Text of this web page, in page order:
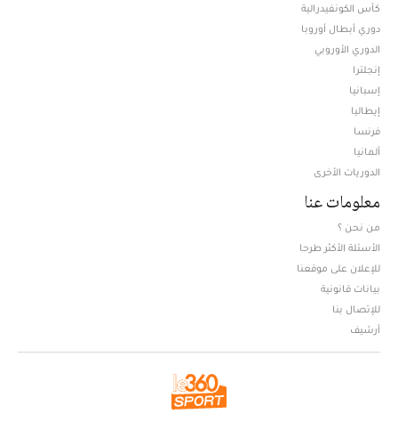
كأس الكونفيدرالية
دوري أبطال أوروبا
الدوري الأوروبي
إنجلترا
إسبانيا
إيطاليا
فرنسا
ألمانيا
الدوريات الأخرى
معلومات عنا
من نحن ؟
الأسئلة الأكثر طرحا
للإعلان على موقعنا
بيانات قانونية
للإتصال بنا
أرشيف